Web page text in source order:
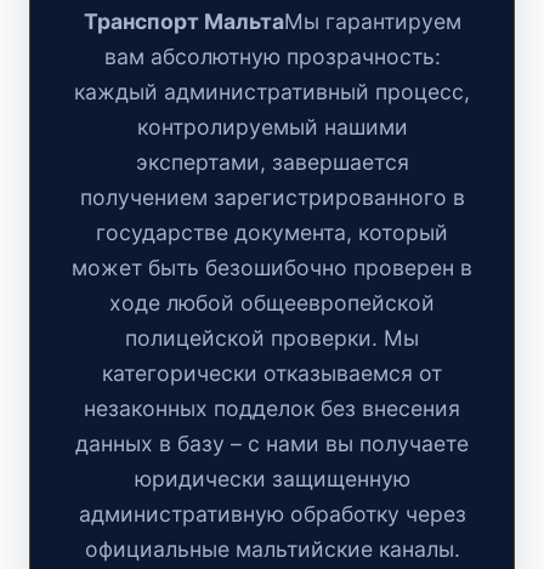
Транспорт МальтаМы гарантируем
вам абсолютную прозрачность:
каждый административный процесс,
контролируемый нашими
экспертами, завершается
получением зарегистрированного в
государстве документа, который
может быть безошибочно проверен в
ходе любой общеевропейской
полицейской проверки. Мы
категорически отказываемся от
незаконных подделок без внесения
данных в базу – с нами вы получаете
юридически защищенную
административную обработку через
официальные мальтийские каналы.